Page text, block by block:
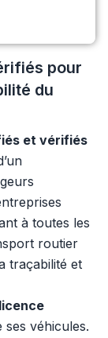
pour
du
et vérifiés
à toutes les
routier
traçabilité et
licence
véhicules.